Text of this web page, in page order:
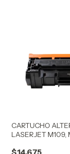
CARTUCHO
LASERJET M109,
$14.675